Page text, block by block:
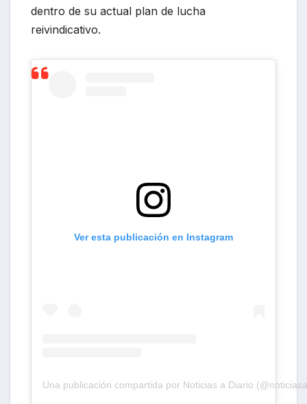
dentro de su actual plan de lucha
reivindicativo.
Ver esta publicación en Instagram
Una publicación compartida por Noticias a Diario